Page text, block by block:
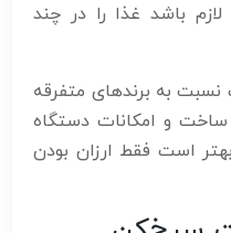
باشد غذا را در چند
به برندهای متفرقه
ساخت و امکانات دستگاه
بهتر است فقط ارزان بودن